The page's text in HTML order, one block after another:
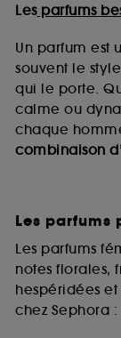
Lesparfums
Un parfum est
souvent le
qui le porte.
calme ou
chaque
combinaison
Les parfums
Les parfums
notes florales,
hespéridées
chez Sephora :